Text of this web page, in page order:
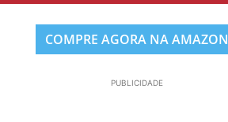
COMPRE AGORA NA AMAZON
PUBLICIDADE